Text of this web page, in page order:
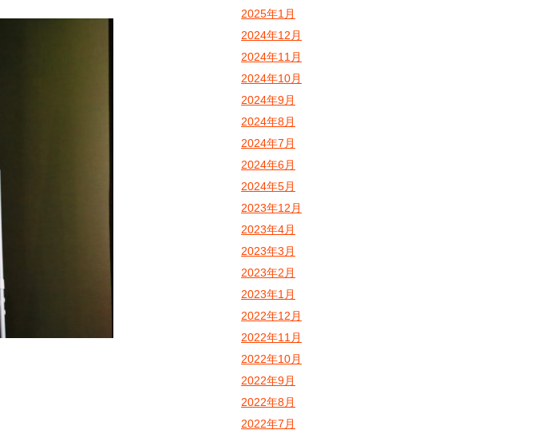
2025年1月
2024年12月
2024年11月
2024年10月
2024年9月
2024年8月
2024年7月
2024年6月
2024年5月
2023年12月
2023年4月
2023年3月
2023年2月
2023年1月
2022年12月
2022年11月
2022年10月
2022年9月
2022年8月
2022年7月